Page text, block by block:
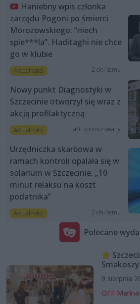
Haniebny wpis członka
zarządu Pogoni po śmierci
Morozowskiego: “niech
spie***la”. Haditaghi nie chce
go w klubie
Aktualności 2 dni temu
Nowy punkt Diagnostyki w
Szczecinie otworzył się wraz z
akcją profilaktyczną
Aktualności art. sponsorowany
Urzędniczka skarbowa w
ramach kontroli opalała się w
solarium w Szczecinie. „10
minut relaksu na koszt
podatnika”
Aktualności 2 dni temu
Polecane
Smakoszy
9 sierpnia
OFF Marina